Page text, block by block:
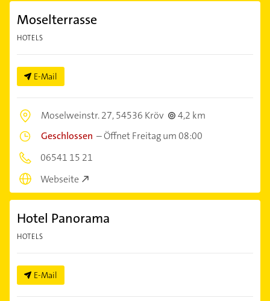
Moselterrasse
HOTELS
E-Mail
Moselweinstr. 27,54536 Kröv
4,2 km
Geschlossen –Öffnet Freitag um 08:00
06541 15 21
Webseite
Hotel Panorama
HOTELS
E-Mail